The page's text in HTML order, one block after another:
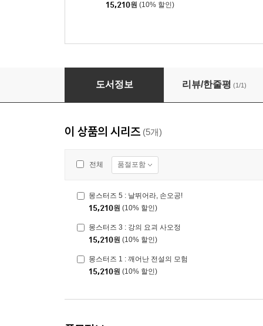
15,210원 (10% 할인)
몽스터즈 4 : 잠든 도시 쿠차 왕국
도서정보 리뷰/한줄평 (1/1)
이 상품의 시리즈 (5개)
전체 품절포함
몽스터즈 5 : 날뛰어라, 손오공!
15,210원 (10% 할인)
몽스터즈 3 : 강의 요괴 사오정
15,210원 (10% 할인)
몽스터즈 1 : 깨어난 전설의 모험
15,210원 (10% 할인)